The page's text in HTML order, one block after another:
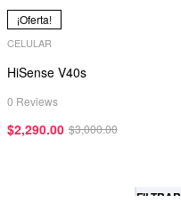
¡Oferta!
CELULAR
HiSense V40s
0 Reviews
$3,000.00
$2,290.00
FILTRAR